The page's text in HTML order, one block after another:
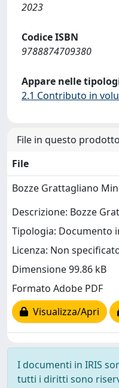
2023
Codice ISBN
9788874709380
Appare nelle
2.1 Contributo in
File in questo
File
Bozze Grattagliano
Descrizione: Bozze
Tipologia: Documento
Licenza: Non
Dimensione 99.86 kB
Formato Adobe PDF
Visualizza/Apri
I documenti in IRIS
tutti i diritti sono